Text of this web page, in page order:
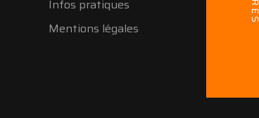
Infos pratiques
Mentions légales